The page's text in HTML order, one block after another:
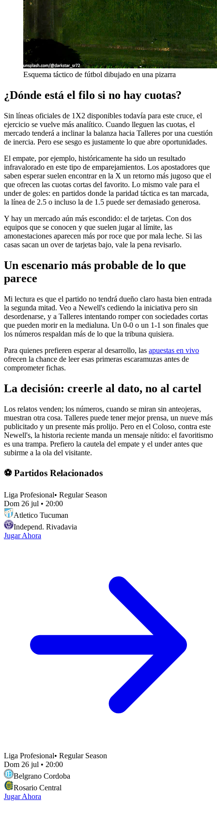
Esquema táctico de fútbol dibujado en una pizarra
¿Dónde está el filo si no hay cuotas?
Sin líneas oficiales de 1X2 disponibles todavía para este cruce, el
ejercicio se vuelve más analítico. Cuando lleguen las cuotas, el
mercado tenderá a inclinar la balanza hacia Talleres por una cuestión
de inercia. Pero ese sesgo es justamente lo que abre oportunidades.
El empate, por ejemplo, históricamente ha sido un resultado
infravalorado en este tipo de emparejamientos. Los apostadores que
saben esperar suelen encontrar en la X un retorno más jugoso que el
que ofrecen las cuotas cortas del favorito. Lo mismo vale para el
under de goles: en partidos donde la paridad táctica es tan marcada,
la línea de 2.5 o incluso la de 1.5 puede ser demasiado generosa.
Y hay un mercado aún más escondido: el de tarjetas. Con dos
equipos que se conocen y que suelen jugar al límite, las
amonestaciones aparecen más por roce que por mala leche. Si las
casas sacan un over de tarjetas bajo, vale la pena revisarlo.
Un escenario más probable de lo que
parece
Mi lectura es que el partido no tendrá dueño claro hasta bien entrada
la segunda mitad. Veo a Newell's cediendo la iniciativa pero sin
desordenarse, y a Talleres intentando romper con sociedades cortas
que pueden morir en la medialuna. Un 0-0 o un 1-1 son finales que
los números respaldan más de lo que la tribuna quisiera.
Para quienes prefieren esperar al desarrollo, las apuestas en vivo
ofrecen la chance de leer esas primeras escaramuzas antes de
comprometer fichas.
La decisión: creerle al dato, no al cartel
Los relatos venden; los números, cuando se miran sin anteojeras,
muestran otra cosa. Talleres puede tener mejor prensa, un nueve más
publicitado y un presente más prolijo. Pero en el Coloso, contra este
Newell's, la historia reciente manda un mensaje nítido: el favoritismo
es una trampa. Prefiero la cautela del empate y el under antes que
subirme a la ola del visitante.
⚽ Partidos Relacionados
Liga Profesional• Regular Season
Dom 26 jul • 20:00
Atletico Tucuman
Independ. Rivadavia
Jugar Ahora
Liga Profesional• Regular Season
Dom 26 jul • 20:00
Belgrano Cordoba
Rosario Central
Jugar Ahora